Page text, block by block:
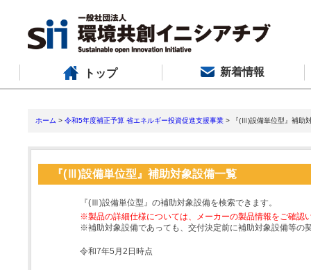
トップ 新着情報
ホーム > 令和5年度補正予算 省エネルギー投資促進支援事業 > 『(Ⅲ)設備単位型』補助
『(Ⅲ)設備単位型』補助対象設備一覧
『(Ⅲ)設備単位型』の補助対象設備を検索できます。
※製品の詳細仕様については、メーカーの製品情報をご確認
※補助対象設備であっても、交付決定前に補助対象設備等の
令和7年5月2日時点